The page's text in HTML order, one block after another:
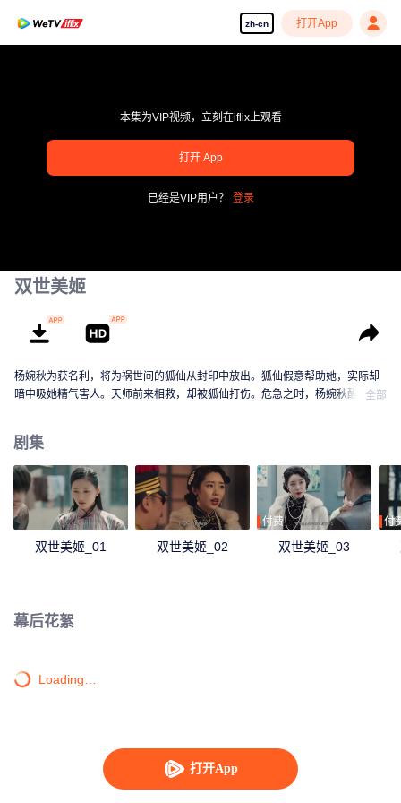
zh-cn 打开App
打开App
pay limit
本集为VIP视频，立刻在iflix上观看
打开 App
已经是VIP用户？ 登录
双世美姬
杨婉秋为获名利，将为祸世间的狐仙从封印中放出。狐仙假意帮助她，实际却
暗中吸她精气害人。天师前来相救，却被狐仙打伤。危急之时，杨婉秋醒悟发
全部
剧集
双世美姬_01 双世美姬_02
付费
双世美姬_03
付
幕后花絮
Loading…